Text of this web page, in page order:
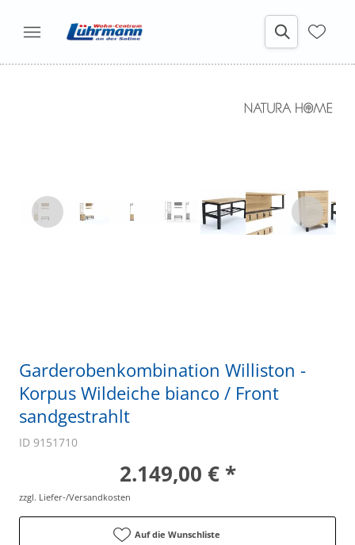
Garderobenkombination Williston -
Korpus Wildeiche bianco / Front
sandgestrahlt
ID 9151710
2.149,00 € *
zzgl. Liefer-/Versandkosten
Auf die Wunschliste